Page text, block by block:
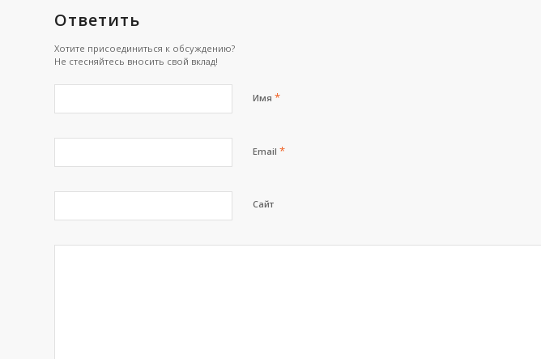
Ответить
Хотите присоединиться к обсуждению?
Не стесняйтесь вносить свой вклад!
Имя *
Email *
Сайт